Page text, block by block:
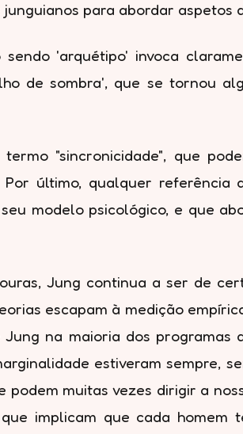
para abordar aspetos
'arquétipo' invoca
de sombra', que se tornou
"sincronicidade", que
último, qualquer
modelo psicológico, e que
Jung continua a ser de
escapam à medição
Jung na maioria dos
estiveram sempre,
podem muitas vezes dirigir a
implicam que cada